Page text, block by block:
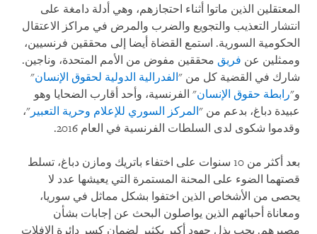
المعتقلين الذين ماتوا أثناء احتجازهم، وهي أدلة دامغة على
انتشار التعذيب والتجويع والضرب والمرض في مراكز الاعتقال
الحكومية السورية. استمع القضاة أيضا إلى محققين فرنسيين،
وممثلين عن فريق محققين مفوض من الأمم المتحدة، وناجين.
شارك في القضية كل من "الفدرالية الدولية لحقوق الإنسان"
و"رابطة حقوق الإنسان" الفرنسية، وأحد أقارب الضحايا وهو
عبيدة دباغ، بدعم من "المركز السوري للإعلام وحرية التعبير "،
وقدموا شكوى لدى السلطات الفرنسية في العام 2016.
بعد أكثر من 10 سنوات على اختفاء باتريك ومازن دباغ، تسلط
قصتهما الضوء على المحنة المستمرة التي يعيشها عدد لا
يحصى من الأشخاص الذين اختفوا بشكل مماثل في سوريا،
ومعاناة أحبائهم الذين يواصلون البحث عن إجابات بشأن
مصيرهم. يجب بذل جهود أكبر بكثير لضمان كسر دائرة الإفلات